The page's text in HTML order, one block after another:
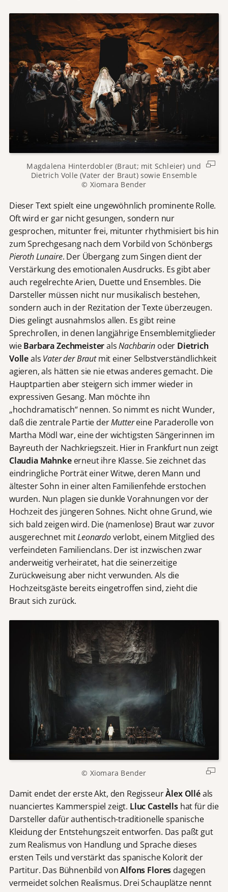
Magdalena Hinterdobler (Braut; mit Schleier) und
Dietrich Volle (Vater der Braut) sowie Ensemble
© Xiomara Bender
Dieser Text spielt eine ungewöhnlich prominente Rolle.
Oft wird er gar nicht gesungen, sondern nur
gesprochen, mitunter frei, mitunter rhythmisiert bis hin
zum Sprechgesang nach dem Vorbild von Schönbergs
Pieroth Lunaire. Der Übergang zum Singen dient der
Verstärkung des emotionalen Ausdrucks. Es gibt aber
auch regelrechte Arien, Duette und Ensembles. Die
Darsteller müssen nicht nur musikalisch bestehen,
sondern auch in der Rezitation der Texte überzeugen.
Dies gelingt ausnahmslos allen. Es gibt reine
Sprechrollen, in denen langjährige Ensemblemitglieder
wieBarbara ZechmeisteralsNachbarin oder Dietrich
Volleals Vater der Brautmit einer Selbstverständlichkeit
agieren, als hätten sie nie etwas anderes gemacht. Die
Hauptpartien aber steigern sich immer wieder in
expressiven Gesang. Man möchte ihn
„hochdramatisch“ nennen. So nimmt es nicht Wunder,
daß die zentrale Partie derMuttereine Paraderolle von
Martha Mödl war, eine der wichtigsten Sängerinnen im
Bayreuth der Nachkriegszeit. Hier in Frankfurt nun zeigt
Claudia Mahnkeerneut ihre Klasse. Sie zeichnet das
eindringliche Porträt einer Witwe, deren Mann und
ältester Sohn in einer alten Familienfehde erstochen
wurden. Nun plagen sie dunkle Vorahnungen vor der
Hochzeit des jüngeren Sohnes. Nicht ohne Grund, wie
sich bald zeigen wird. Die (namenlose) Braut war zuvor
ausgerechnet mitLeonardoverlobt, einem Mitglied des
verfeindeten Familienclans. Der ist inzwischen zwar
anderweitig verheiratet, hat die seinerzeitige
Zurückweisung aber nicht verwunden. Als die
Hochzeitsgäste bereits eingetroffen sind, zieht die
Braut sich zurück.
© Xiomara Bender
Damit endet der erste Akt, den RegisseurÀlex Olléals
nuanciertes Kammerspiel zeigt. Lluc Castellshat für die
Darsteller dafür authentisch-traditionelle spanische
Kleidung der Entstehungszeit entworfen. Das paßt gut
zum Realismus von Handlung und Sprache dieses
ersten Teils und verstärkt das spanische Kolorit der
Partitur. Das Bühnenbild vonAlfons Flores dagegen
vermeidet solchen Realismus. Drei Schauplätze nennt